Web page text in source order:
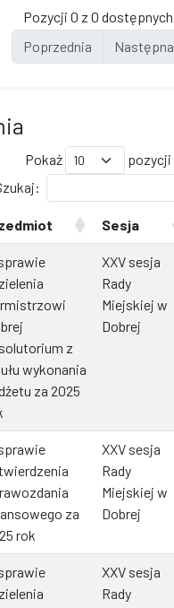
Pozycji 0 z 0 dostępnych
Poprzednia
Następna
Pokaż
pozycji
Sesja
z
wykonania
za 2025
XXV sesja
Rady
Miejskiej w
Dobrej
za
rok
XXV sesja
Rady
Miejskiej w
Dobrej
XXV sesja
Rady